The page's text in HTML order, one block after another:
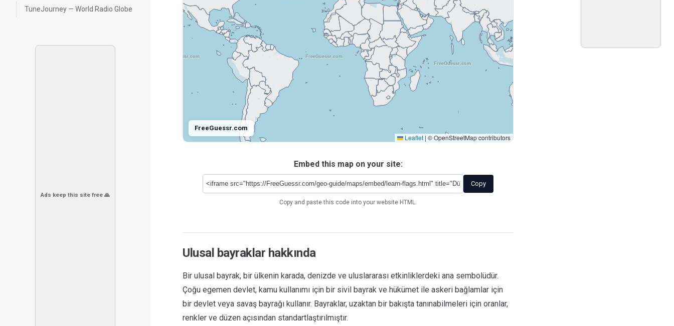
TuneJourney — World Radio Globe
Ads keep this site free 🙏
FreeGuessr.com
FreeGuessr.com
FreeGuessr.com
Leaflet | © OpenStreetMap contributors
FreeGuessr.com
Embed this map on your site:
Copy
Copy and paste this code into your website HTML.
Ulusal bayraklar hakkında
Bir ulusal bayrak, bir ülkenin karada, denizde ve uluslararası etkinliklerdeki ana sembolüdür.
Çoğu egemen devlet, kamu kullanımı için bir sivil bayrak ve hükümet ile askeri bağlamlar için
bir devlet veya savaş bayrağı kullanır. Bayraklar, uzaktan bir bakışta tanınabilmeleri için oranlar,
renkler ve düzen açısından standartlaştırılmıştır.